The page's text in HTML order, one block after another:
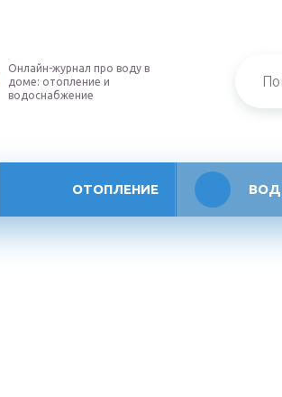
Онлайн-журнал про воду в
доме: отопление и
водоснабжение
ОТОПЛЕНИЕ